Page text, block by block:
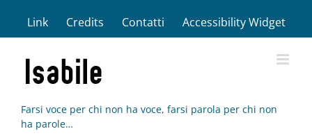
contenuto
Link Credits Contatti Accessibility Widget
Farsi voce per chi non ha voce, farsi parola per chi non
ha parole…